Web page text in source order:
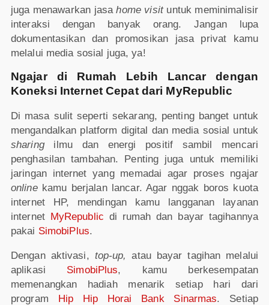
juga menawarkan jasahome visituntuk meminimalisir
interaksi dengan banyak orang. Jangan lupa
dokumentasikan dan promosikan jasa privat kamu
melalui media sosial juga, ya!
Ngajar di Rumah Lebih Lancar dengan
Koneksi Internet Cepat dari MyRepublic
Di masa sulit seperti sekarang, penting banget untuk
mengandalkan platform digital dan media sosial untuk
sharingilmu dan energi positif sambil mencari
penghasilan tambahan. Penting juga untuk memiliki
jaringan internet yang memadai agar proses ngajar
onlinekamu berjalan lancar. Agar nggak boros kuota
internet HP, mendingan kamu langganan layanan
internet MyRepublic di rumah dan bayar tagihannya
pakai SimobiPlus.
Dengan aktivasi, top-up, atau bayar tagihan melalui
aplikasi SimobiPlus, kamu berkesempatan
memenangkan hadiah menarik setiap hari dari
program Hip Hip Horai Bank Sinarmas. Setiap